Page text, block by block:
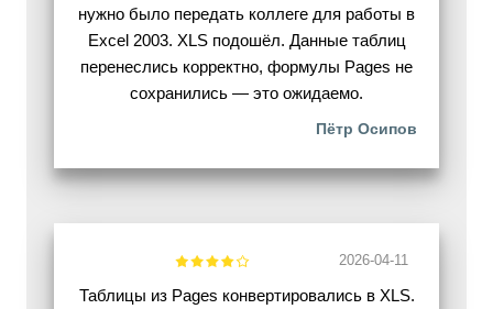
нужно было передать коллеге для работы в
Excel 2003. XLS подошёл. Данные таблиц
перенеслись корректно, формулы Pages не
сохранились — это ожидаемо.
Пётр Осипов
2026-04-11
Таблицы из Pages конвертировались в XLS.